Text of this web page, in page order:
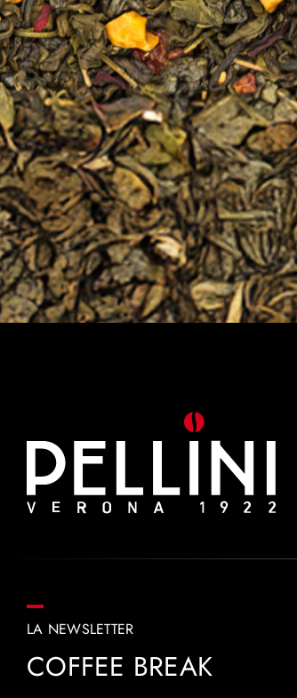
LA NEWSLETTER
COFFEE BREAK